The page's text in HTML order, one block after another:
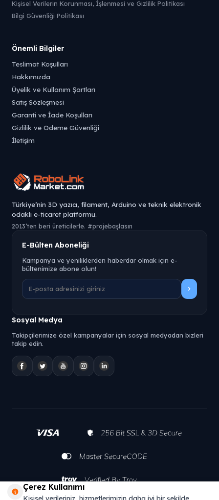
Kişisel Verilerin Korunması, İşlenmesi ve Gizlilik Politikası
Bilgi Güvenliği Politikası
Önemli Bilgiler
Teslimat Koşulları
Hakkımızda
Üyelik ve Kullanım Şartları
Satış Sözleşmesi
Garanti ve İade Koşulları
Gizlilik ve Ödeme Güvenliği
İletişim
Türkiye’nin 3D yazıcı, filament, Arduino ve teknik elektronik
odaklı e-ticaret platformu.
2013’ten beri üreticilerle. #projebaşlasın
E-Bülten Aboneliği
Kampanya ve yeniliklerden haberdar olmak için e-
bültenimize abone olun!
Sosyal Medya
Takipçilerimize özel kampanyalar için sosyal medyadan bizleri
takip edin.
Çerez Kullanımı